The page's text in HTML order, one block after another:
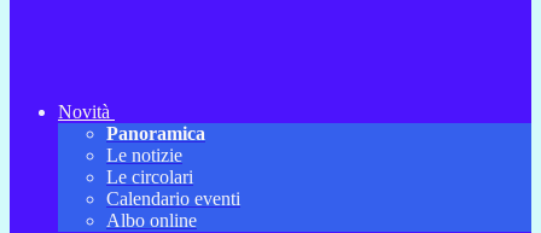
Novità
Panoramica
Le notizie
Le circolari
Calendario eventi
Albo online